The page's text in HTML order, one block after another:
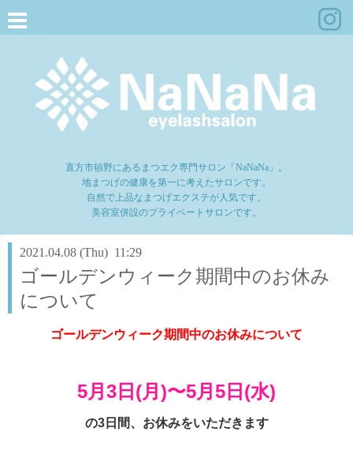
直方市頓野にあるまつエク専門サロン「NaNaNa」。
地まつげの健康を第一に考えたサロンです。
自然で上品なまつげエクステが人気です。
美容室併設のプライベートサロンです。
2021.04.08 (Thu) 11:29
ゴールデンウィーク期間中のお休み
について
ゴールデンウィーク期間中のお休みについて
5月3日(月)〜5月5日(水)
の3日間、お休みをいただきます